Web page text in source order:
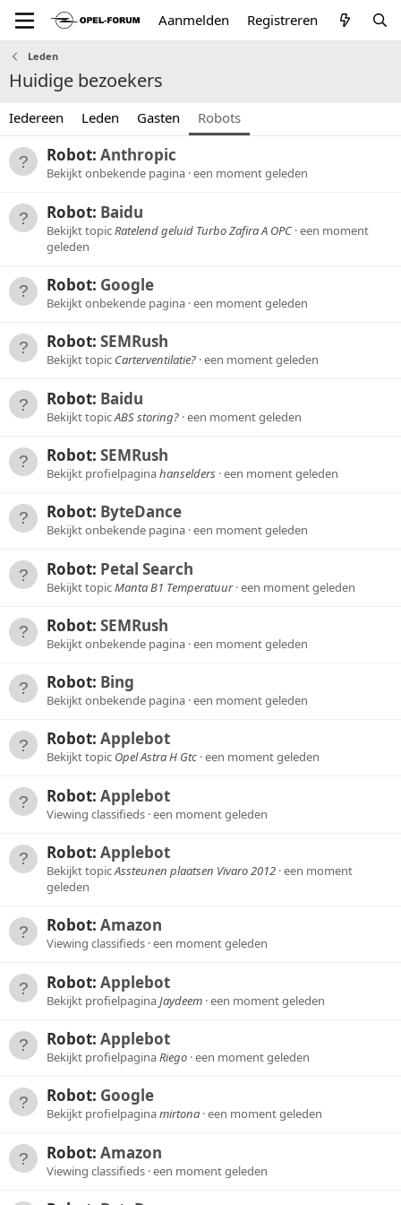
Aanmelden Registreren
Leden
Huidige bezoekers
Iedereen Leden Gasten Robots
Robot: Anthropic
Bekijkt onbekende pagina een moment geleden
Robot: Baidu
Bekijkt topicRatelend geluid Turbo Zafira A OPC een moment
geleden
Robot: Google
Bekijkt onbekende pagina een moment geleden
Robot: SEMRush
Bekijkt topic Carterventilatie? een moment geleden
Robot: Baidu
Bekijkt topicABS storing? een moment geleden
Robot: SEMRush
Bekijkt profielpaginahanselders een moment geleden
Robot: ByteDance
Bekijkt onbekende pagina een moment geleden
Robot: Petal Search
Bekijkt topicManta B1 Temperatuur een moment geleden
Robot: SEMRush
Bekijkt onbekende pagina een moment geleden
Robot: Bing
Bekijkt onbekende pagina een moment geleden
Robot: Applebot
Bekijkt topic Opel Astra H Gtc een moment geleden
Robot: Applebot
Viewing classifieds een moment geleden
Robot: Applebot
Bekijkt topicAssteunen plaatsen Vivaro 2012 een moment
geleden
Robot: Amazon
Viewing classifieds een moment geleden
Robot: Applebot
Bekijkt profielpaginaJaydeem een moment geleden
Robot: Applebot
Bekijkt profielpaginaRiego een moment geleden
Robot: Google
Bekijkt profielpaginamirtona een moment geleden
Robot: Amazon
Viewing classifieds een moment geleden